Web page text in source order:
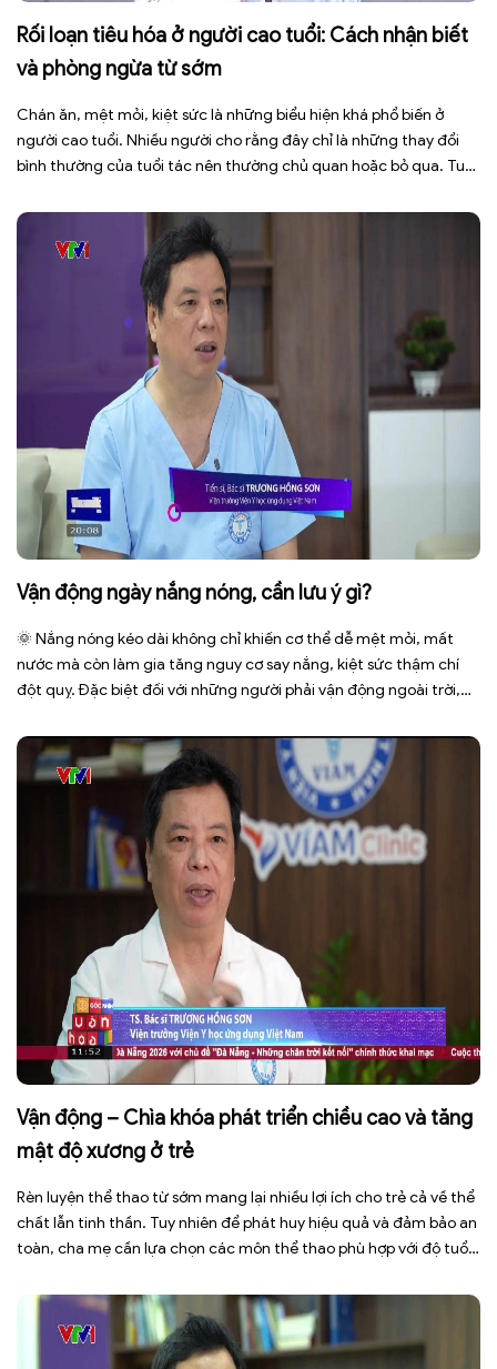
Rối loạn tiêu hóa ở người cao tuổi: Cách nhận biết
và phòng ngừa từ sớm
Chán ăn, mệt mỏi, kiệt sức là những biểu hiện khá phổ biến ở
người cao tuổi. Nhiều người cho rằng đây chỉ là những thay đổi
bình thường của tuổi tác nên thường chủ quan hoặc bỏ qua. Tuy
báo cho […]
Vận động ngày nắng nóng, cần lưu ý gì?
🌞 Nắng nóng kéo dài không chỉ khiến cơ thể dễ mệt mỏi, mất
nước mà còn làm gia tăng nguy cơ say nắng, kiệt sức thậm chí
đột quỵ. Đặc biệt đối với những người phải vận động ngoài trời,
Vận động – Chìa khóa phát triển chiều cao và tăng
mật độ xương ở trẻ
Rèn luyện thể thao từ sớm mang lại nhiều lợi ích cho trẻ cả về thể
chất lẫn tinh thần. Tuy nhiên để phát huy hiệu quả và đảm bảo an
toàn, cha mẹ cần lựa chọn các môn thể thao phù hợp với độ tuổi,